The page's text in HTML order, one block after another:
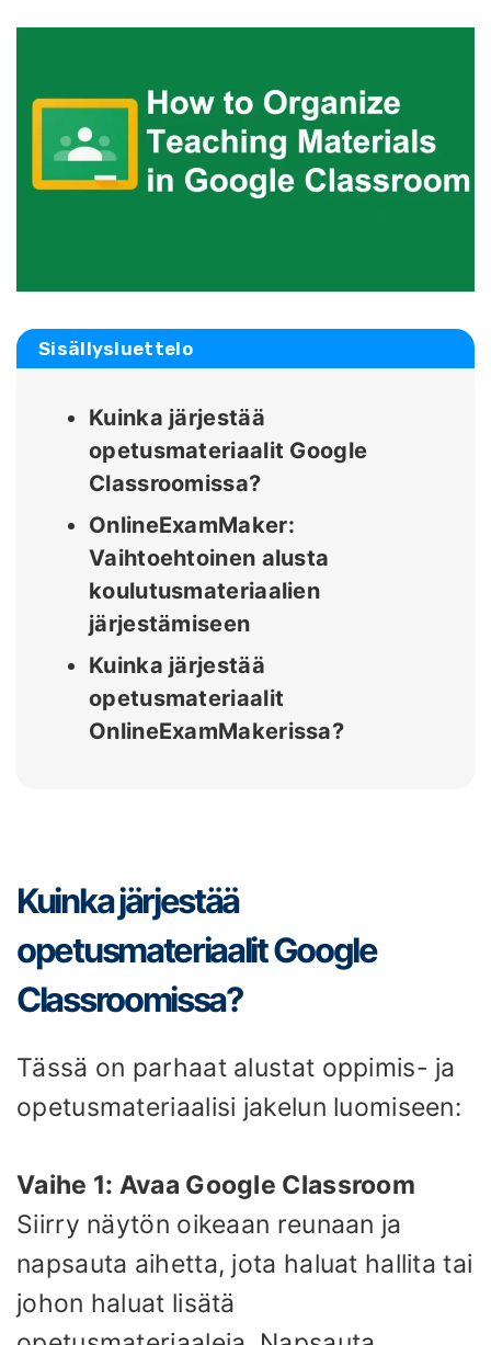
Sisällysluettelo
Kuinka järjestää
opetusmateriaalit Google
Classroomissa?
OnlineExamMaker:
Vaihtoehtoinen alusta
koulutusmateriaalien
järjestämiseen
Kuinka järjestää
opetusmateriaalit
OnlineExamMakerissa?
Kuinka järjestää
opetusmateriaalit Google
Classroomissa?
Tässä on parhaat alustat oppimis- ja
opetusmateriaalisi jakelun luomiseen:
Vaihe 1: Avaa Google Classroom
Siirry näytön oikeaan reunaan ja
napsauta aihetta, jota haluat hallita tai
johon haluat lisätä